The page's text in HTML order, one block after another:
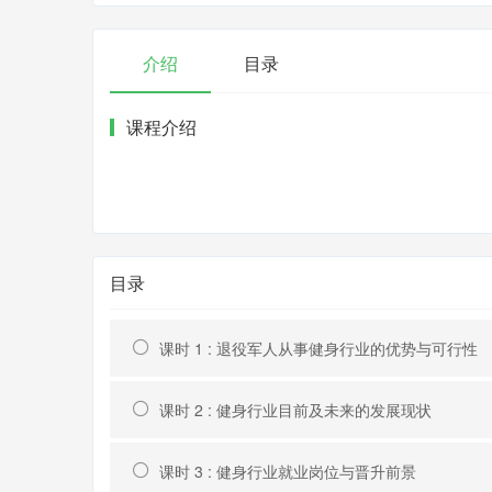
介绍 目录
课程介绍
目录
课时 1 : 退役军人从事健身行业的优势与可行性
课时 2 : 健身行业目前及未来的发展现状
课时 3 : 健身行业就业岗位与晋升前景